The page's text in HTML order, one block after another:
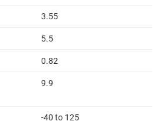
3.55
5.5
0.82
9.9
-40 to 125